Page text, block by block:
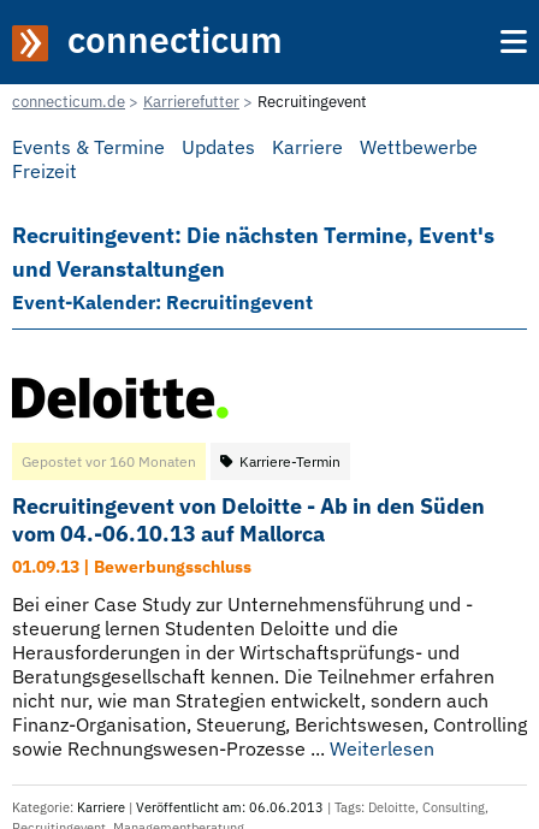
connecticum
connecticum.de Karrierefutter Recruitingevent
Events & Termine Updates Karriere
Wettbewerbe
Freizeit
Recruitingevent: Die nächsten Termine, Event's
und Veranstaltungen
Event-Kalender: Recruitingevent
Gepostet vor 160 Monaten Karriere-Termin
Recruitingevent von Deloitte - Ab in den Süden
vom 04.-06.10.13 auf Mallorca
01.09.13 | Bewerbungsschluss
Bei einer Case Study zur Unternehmensführung und -
steuerung lernen Studenten Deloitte und die
Herausforderungen in der Wirtschaftsprüfungs- und
Beratungsgesellschaft kennen. Die Teilnehmer erfahren
nicht nur, wie man Strategien entwickelt, sondern auch
Finanz-Organisation, Steuerung, Berichtswesen, Controlling
sowie Rechnungswesen-Prozesse ... Weiterlesen
Kategorie: Karriere | Veröffentlicht am: 06.06.2013 | Tags: Deloitte, Consulting,